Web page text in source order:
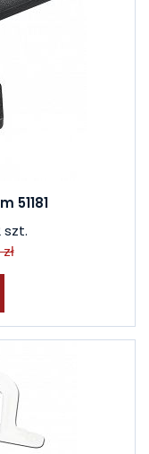
51181
szt.